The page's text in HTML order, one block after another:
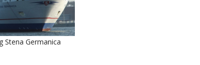
Stena Germanica